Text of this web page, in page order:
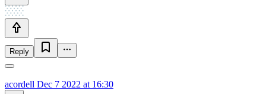
Reply
acordell Dec 7 2022 at 16:30